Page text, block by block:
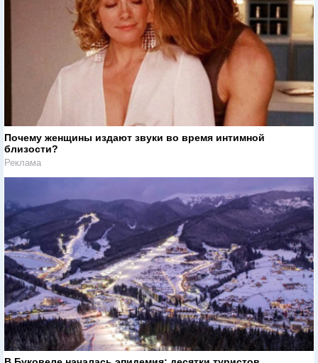
Почему женщины издают звуки во время интимной
близости?
Реклама